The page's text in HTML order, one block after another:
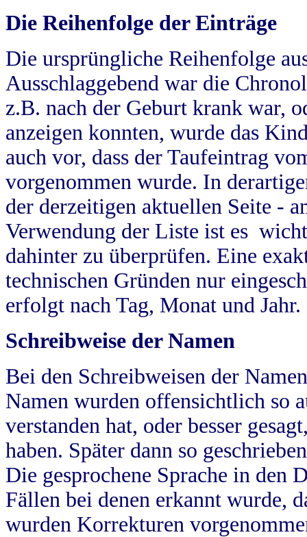
Die Reihenfolge der Einträge
Die ursprüngliche Reihenfolge
Ausschlaggebend war die
z.B. nach der Geburt krank war,
anzeigen konnten, wurde das
auch vor, dass der Taufeintrag
vorgenommen wurde. In
der derzeitigen aktuellen Seite -
Verwendung der Liste ist es
dahinter zu überprüfen. Eine
technischen Gründen nur
erfolgt nach Tag, Monat und Jahr.
Schreibweise der Namen
Bei den Schreibweisen der
Namen wurden offensichtlich so
verstanden hat, oder besser
haben. Später dann so
Die gesprochene Sprache in
Fällen bei denen erkannt wurde,
wurden Korrekturen